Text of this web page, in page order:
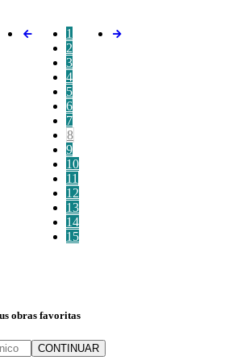
1
2
3
4
5
6
7
8
9
10
11
12
13
14
15
obras favoritas
CONTINUAR